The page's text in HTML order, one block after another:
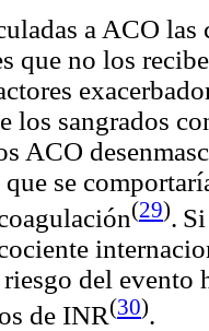
a ACO las
que no los
los sangrados
ACO
que se
(29).
del evento
de INR(30).